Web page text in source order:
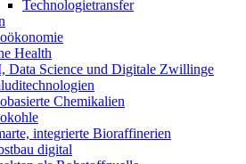
Technologietransfer
Health
Data Science und Digitale Zwillinge
Chemikalien
integrierte Bioraffinerien
digital